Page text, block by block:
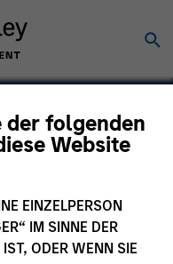
der folgenden
Website
EINZELPERSON
IM SINNE DER
ODER WENN SIE